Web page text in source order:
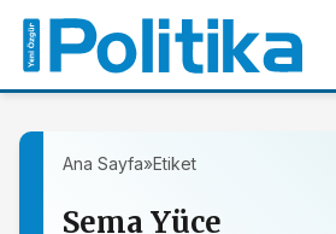
Ana Sayfa»Etiket
Sema Yüce